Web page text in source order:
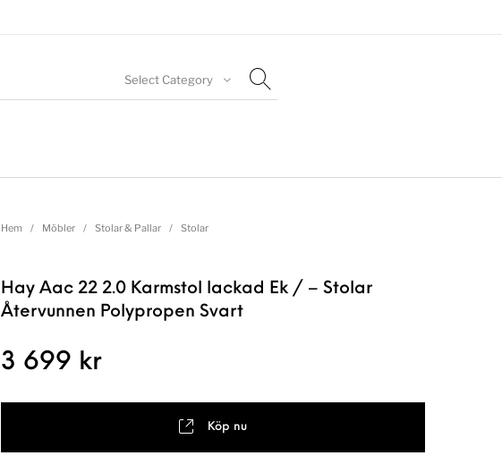
Select Category
Hem / Möbler / Stolar & Pallar / Stolar
Hay Aac 22 2.0 Karmstol lackad Ek / – Stolar
Återvunnen Polypropen Svart
3 699 kr
Köp nu